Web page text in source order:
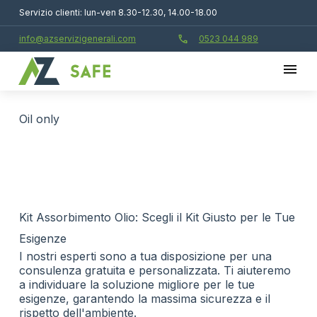
Servizio clienti: lun-ven 8.30-12.30, 14.00-18.00
info@azservizigenerali.com call 0523 044 989
oil only
Kit Assorbimento Olio: Scegli il Kit Giusto per le Tue
Esigenze
I nostri esperti sono a tua disposizione per una
consulenza gratuita e personalizzata. Ti aiuteremo
a individuare la soluzione migliore per le tue
esigenze, garantendo la massima sicurezza e il
rispetto dell'ambiente.